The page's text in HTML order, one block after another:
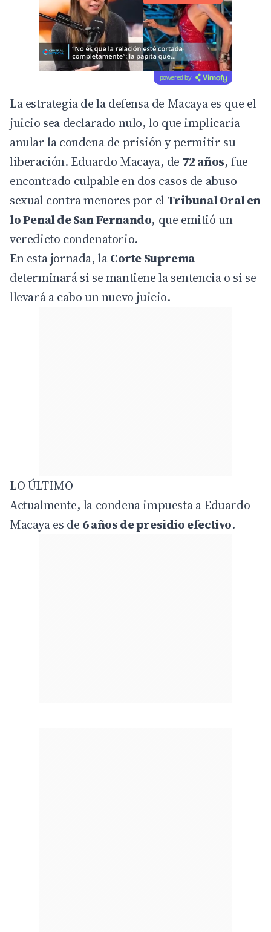
powered by
La estrategia de la defensa de Macaya es que el
juicio sea declarado nulo, lo que implicaría
anular la condena de prisión y permitir su
liberación. Eduardo Macaya, de 72 años, fue
encontrado culpable en dos casos de abuso
sexual contra menores por elTribunal Oral en
lo Penal de San Fernando, que emitió un
veredicto condenatorio.
En esta jornada, laCorte Suprema
determinará si se mantiene la sentencia o si se
llevará a cabo un nuevo juicio.
LO ÚLTIMO
Actualmente, la condena impuesta a Eduardo
Macaya es de 6 años de presidio efectivo.